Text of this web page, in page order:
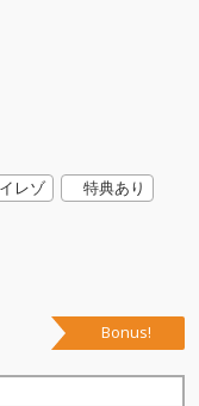
レゾ 特典あり
Bonus!